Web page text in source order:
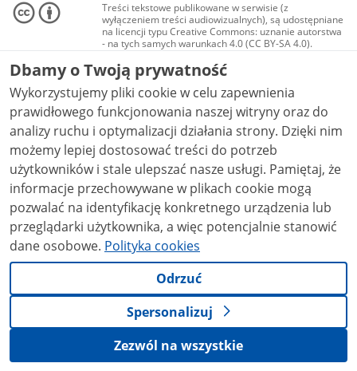
Treści tekstowe publikowane w serwisie (z
wyłączeniem treści audiowizualnych), są udostępniane
na licencji typu Creative Commons: uznanie autorstwa
- na tych samych warunkach 4.0 (CC BY-SA 4.0).
Materiały audiowizualne, w tym zdjęcia, materiały
audio i wideo, są udostępniane na licencji typu
Creative Commons: uznanie autorstwa użycie
niekomercyjne - bez utworów zależnych 4.0 (CC BY-
NC-ND 4.0), o ile nie jest to stwierdzone inaczej.
Dbamy o Twoją prywatność
Wykorzystujemy pliki cookie w celu zapewnienia
prawidłowego funkcjonowania naszej witryny oraz do
analizy ruchu i optymalizacji działania strony. Dzięki nim
możemy lepiej dostosować treści do potrzeb
użytkowników i stale ulepszać nasze usługi. Pamiętaj, że
informacje przechowywane w plikach cookie mogą
pozwalać na identyfikację konkretnego urządzenia lub
przeglądarki użytkownika, a więc potencjalnie stanowić
dane osobowe. Polityka cookies
Odrzuć
Spersonalizuj
Zezwól na wszystkie